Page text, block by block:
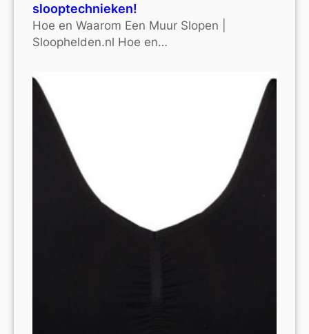
slooptechnieken!
Hoe en Waarom Een Muur Slopen |
Sloophelden.nl Hoe en…